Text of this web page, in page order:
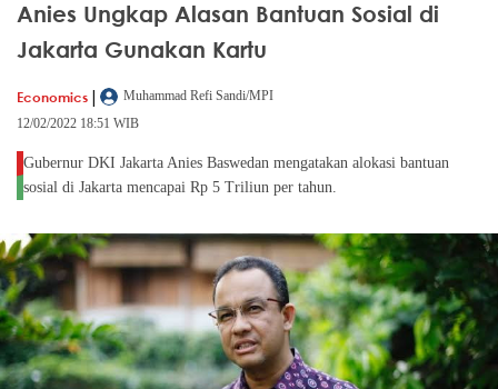
Anies Ungkap Alasan Bantuan Sosial di
Jakarta Gunakan Kartu
Economics |
Muhammad Refi Sandi/MPI
12/02/2022 18:51 WIB
Gubernur DKI Jakarta Anies Baswedan mengatakan alokasi bantuan
sosial di Jakarta mencapai Rp 5 Triliun per tahun.